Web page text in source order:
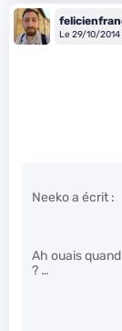
Le 29/10/2014
Neeko a écrit :
Ah ouais
? …